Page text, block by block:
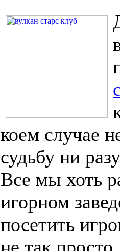
коем случае
судьбу ни
Все мы хоть
игорном
посетить